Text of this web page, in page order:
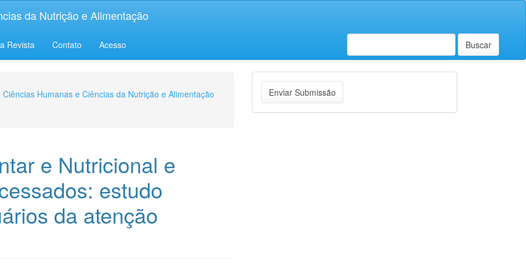
da Nutrição e Alimentação
Revista Contato Acesso Buscar
Humanas e Ciências da Nutrição e Alimentação
e Nutricional e
estudo
da atenção
Enviar
Submissão
Enviar Submissão